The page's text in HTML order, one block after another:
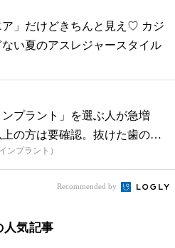
ア」だけどきちんと見え♡ カジ
ない夏のアスレジャースタイル
プラント」を選ぶ人が急増
の方は要確認。抜けた歯の放
ンプラント）
Recommended by
人気記事